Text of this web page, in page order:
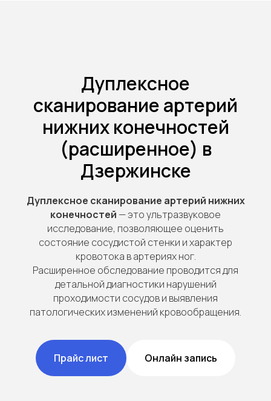
Дуплексное
сканирование артерий
нижних конечностей
(расширенное) в
Дзержинске
Дуплексное сканирование артерий нижних
конечностей — это ультразвуковое
исследование, позволяющее оценить
состояние сосудистой стенки и характер
кровотока в артериях ног.
Расширенное обследование проводится для
детальной диагностики нарушений
проходимости сосудов и выявления
патологических изменений кровообращения.
Прайс лист Онлайн запись